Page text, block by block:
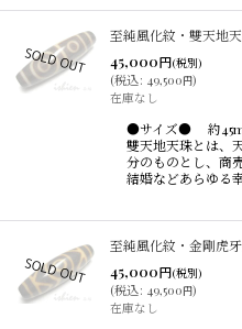
至純風化紋・雙天地
45,000円(税別)
(税込: 49,500円)
在庫なし
●サイズ● 約
雙天地天珠とは、
分のものとし、商
結婚などあらゆる
至純風化紋・金剛虎
45,000円(税別)
(税込: 49,500円)
在庫なし